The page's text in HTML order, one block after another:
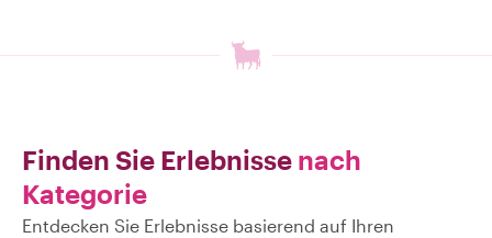
Finden Sie Erlebnisse nach
Kategorie
Entdecken Sie Erlebnisse basierend auf Ihren